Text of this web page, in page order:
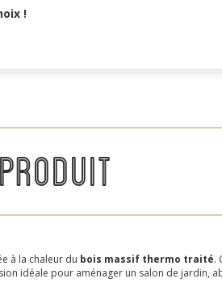
!
à la chaleur du bois massif thermo traité.
idéale pour aménager un salon de jardin,